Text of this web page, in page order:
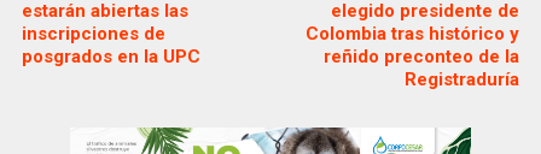
estarán abiertas las
inscripciones de
posgrados en la UPC
elegido presidente de
Colombia tras histórico y
reñido preconteo de la
Registraduría